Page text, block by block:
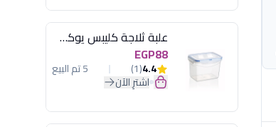
علبة ثلاجة كليبس يوكسان
EGP88
4.4
(1) 5 تم البيع
اشترِ الآن